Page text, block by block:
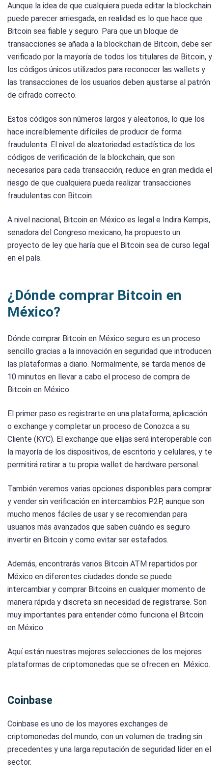
Aunque la idea de que cualquiera pueda editar la blockchain
puede parecer arriesgada, en realidad es lo que hace que
Bitcoin sea fiable y seguro. Para que un bloque de
transacciones se añada a la blockchain de Bitcoin, debe ser
verificado por la mayoría de todos los titulares de Bitcoin, y
los códigos únicos utilizados para reconocer las wallets y
las transacciones de los usuarios deben ajustarse al patrón
de cifrado correcto.
Estos códigos son números largos y aleatorios, lo que los
hace increíblemente difíciles de producir de forma
fraudulenta. El nivel de aleatoriedad estadística de los
códigos de verificación de la blockchain, que son
necesarios para cada transacción, reduce en gran medida el
riesgo de que cualquiera pueda realizar transacciones
fraudulentas con Bitcoin.
A nivel nacional, Bitcoin en México es legal e Indira Kempis,
senadora del Congreso mexicano, ha propuesto un
proyecto de ley que haría que el Bitcoin sea de curso legal
en el país.
¿Dónde comprar Bitcoin en
México?
Dónde comprar Bitcoin en México seguro es un proceso
sencillo gracias a la innovación en seguridad que introducen
las plataformas a diario. Normalmente, se tarda menos de
10 minutos en llevar a cabo el proceso de compra de
Bitcoin en México.
El primer paso es registrarte en una plataforma, aplicación
o exchange y completar un proceso de Conozca a su
Cliente (KYC). El exchange que elijas será interoperable con
la mayoría de los dispositivos, de escritorio y celulares, y te
permitirá retirar a tu propia wallet de hardware personal.
También veremos varias opciones disponibles para comprar
y vender sin verificación en intercambios P2P, aunque son
mucho menos fáciles de usar y se recomiendan para
usuarios más avanzados que saben cuándo es seguro
invertir en Bitcoin y como evitar ser estafados.
Además, encontrarás varios Bitcoin ATM repartidos por
México en diferentes ciudades donde se puede
intercambiar y comprar Bitcoins en cualquier momento de
manera rápida y discreta sin necesidad de registrarse. Son
muy importantes para entender cómo funciona el Bitcoin
en México.
Aquí están nuestras mejores selecciones de los mejores
plataformas de criptomonedas que se ofrecen en México.
Coinbase
Coinbase es uno de los mayores exchanges de
criptomonedas del mundo, con un volumen de trading sin
precedentes y una larga reputación de seguridad líder en el
sector.